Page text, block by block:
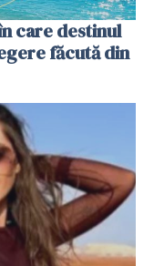
care destinul
făcută din